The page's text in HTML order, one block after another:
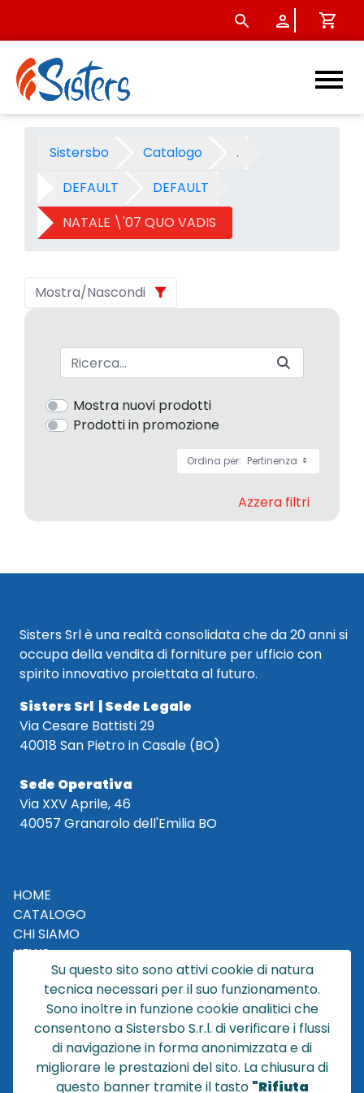
NATALE \&#39;07 QUO
Sistersbo Catalogo
.
DEFAULT
DEFAULT
NATALE \'07 QUO VADIS
Mostra/Nascondi
Barra di ricerca
Mostra nuovi prodotti
Prodotti in promozione
Ordina per: Pertinenza
Azzera filtri
Sisters Srl è una realtà consolidata che da 20 anni si
occupa della vendita di forniture per ufficio con
spirito innovativo proiettata al futuro.
Sisters Srl | Sede Legale
Via Cesare Battisti 29
40018 San Pietro in Casale (BO)
Sede Operativa
Via XXV Aprile, 46
40057 Granarolo dell'Emilia BO
HOME
CATALOGO
CHI SIAMO
NEWS
CONTATTACI
CONDIZIONI DI VENDITA
POLICY PRIVACY
NOTE LEGALI
Cookie
Su questo sito sono attivi cookie di natura
tecnica necessari per il suo funzionamento.
Sono inoltre in funzione cookie analitici che
consentono a Sistersbo S.r.l. di verificare i flussi
di navigazione in forma anonimizzata e di
migliorare le prestazioni del sito. La chiusura di
questo banner tramite il tasto "Rifiuta